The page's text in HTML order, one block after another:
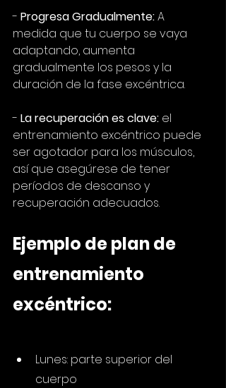
- Progresa Gradualmente: A
medida que tu cuerpo se vaya
adaptando, aumenta
gradualmente los pesos y la
duración de la fase excéntrica.
- La recuperación es clave: el
entrenamiento excéntrico puede
ser agotador para los músculos,
así que asegúrese de tener
períodos de descanso y
recuperación adecuados.
Ejemplo de plan de
entrenamiento
excéntrico:
Lunes: parte superior del
cuerpo